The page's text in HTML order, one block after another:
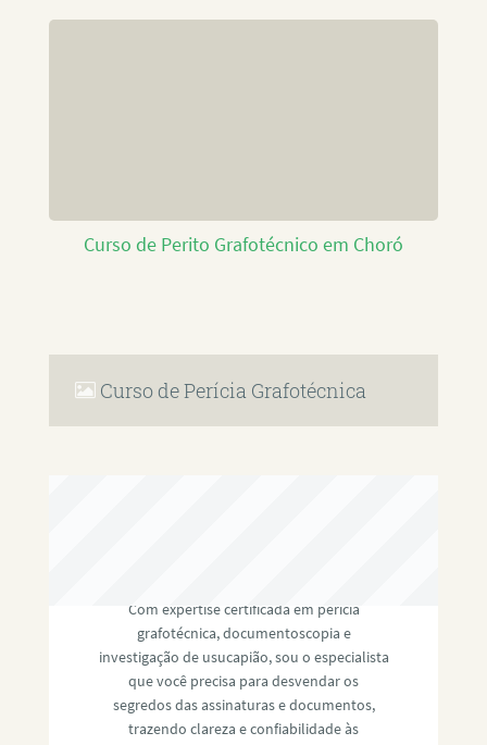
Curso de Perito Grafotécnico em Choró
Curso de Perícia Grafotécnica
Com expertise certificada em perícia
grafotécnica, documentoscopia e
investigação de usucapião, sou o especialista
que você precisa para desvendar os
segredos das assinaturas e documentos,
trazendo clareza e confiabilidade às